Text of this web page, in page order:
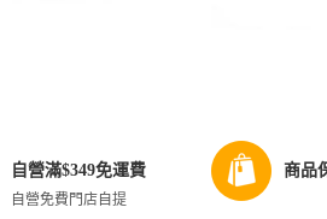
自營滿$349免運費
自營免費門店自提
商品